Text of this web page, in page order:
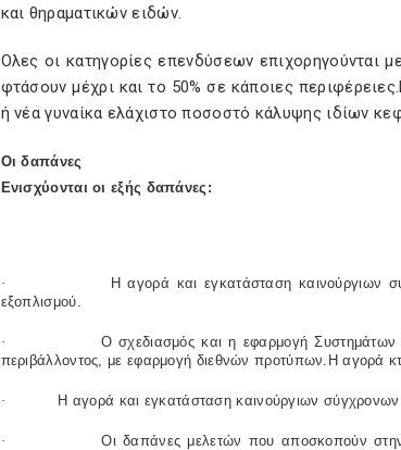
και θηραματικών ειδών.
Ολες οι κατηγορίες επενδύσεων επιχορηγούνται
φτάσουν μέχρι και το 50% σε κάποιες
ή νέα γυναίκα ελάχιστο ποσοστό κάλυψης ιδίων
Οι δαπάνες
Ενισχύονται οι εξής δαπάνες:
· Η αγορά και εγκατάσταση καινούργιων
εξοπλισμού.
·
Ο σχεδιασμός και η εφαρμογή Συστημάτων
περιβάλλοντος, με εφαρμογή διεθνών προτύπων.Η αγορά
· Η αγορά και εγκατάσταση καινούργιων
·
Οι δαπάνες μελετών που αποσκοπούν